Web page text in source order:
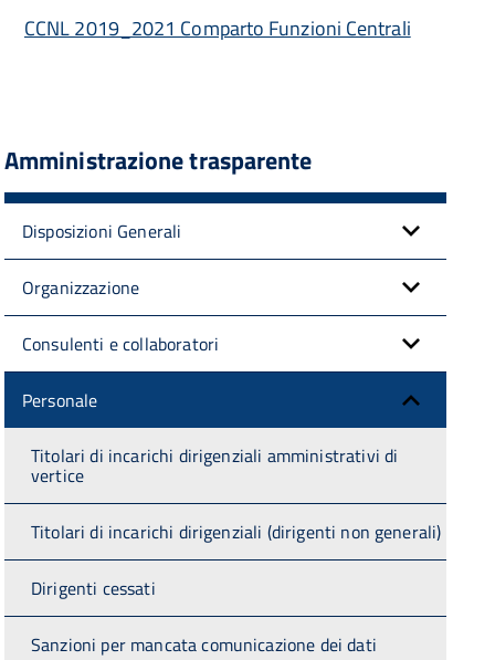
CCNL 2019_2021 Comparto Funzioni Centrali
Amministrazione trasparente
Disposizioni Generali
Organizzazione
Consulenti e collaboratori
Personale
Titolari di incarichi dirigenziali amministrativi di
vertice
Titolari di incarichi dirigenziali (dirigenti non generali)
Dirigenti cessati
Sanzioni per mancata comunicazione dei dati